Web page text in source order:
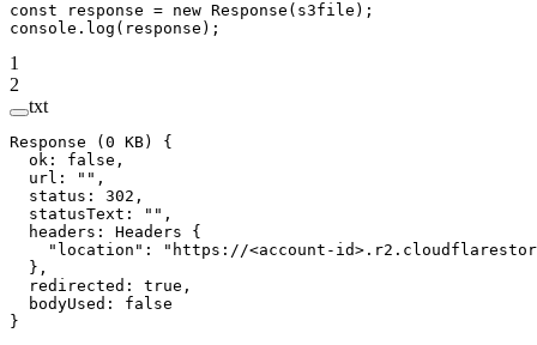
const response = new Response (s3file);
console. log (response);
1
2
txt
Response (0 KB) {
  ok: false,
  url: "",
  status: 302,
  statusText: "",
  headers: Headers {
"location": "https://<account-
  },
  redirected: true,
  bodyUsed: false
}